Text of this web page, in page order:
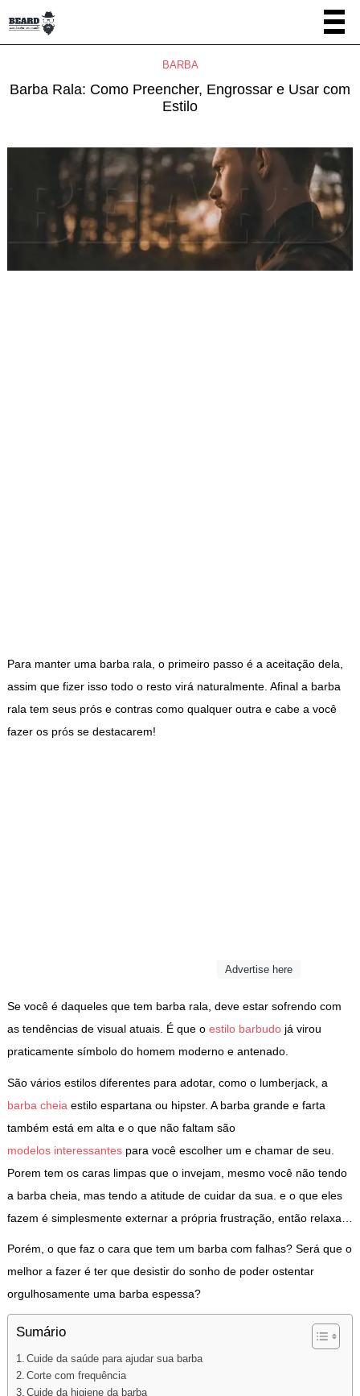
BARBA
Barba Rala: Como Preencher, Engrossar e Usar com
Estilo
Para manter uma barba rala, o primeiro passo é a aceitação dela,
assim que fizer isso todo o resto virá naturalmente. Afinal a barba
rala tem seus prós e contras como qualquer outra e cabe a você
fazer os prós se destacarem!
Advertise here
Se você é daqueles que tem barba rala, deve estar sofrendo com
as tendências de visual atuais. É que o estilo barbudojá virou
praticamente símbolo do homem moderno e antenado.
São vários estilos diferentes para adotar, como o lumberjack, a
barba cheia estilo espartana ou hipster. A barba grande e farta
também está em alta e o que não faltam são
modelos interessantespara você escolher um e chamar de seu.
Porem tem os caras limpas que o invejam, mesmo você não tendo
a barba cheia, mas tendo a atitude de cuidar da sua. e o que eles
fazem é simplesmente externar a própria frustração, então relaxa…
Porém, o que faz o cara que tem um barba com falhas? Será que o
melhor a fazer é ter que desistir do sonho de poder ostentar
orgulhosamente uma barba espessa?
Sumário
Cuide da saúde para ajudar sua barba
Corte com frequência
Cuide da higiene da barba